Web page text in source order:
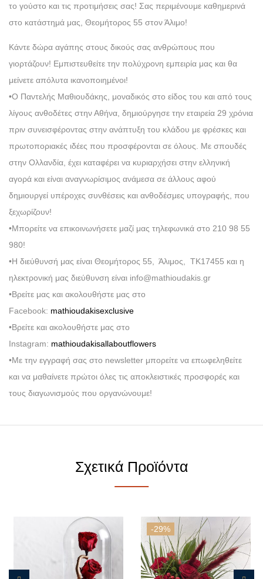
το γούστο και τις προτιμήσεις σας! Σας περιμένουμε καθημερινά
στο κατάστημά μας, Θεομήτορος 55 στον Άλιμο!
Κάντε δώρα αγάπης στους δικούς σας ανθρώπους που
γιορτάζουν! Εμπιστευθείτε την πολύχρονη εμπειρία μας και θα
μείνετε απόλυτα ικανοποιημένοι!
•Ο Παντελής Μαθιουδάκης, μοναδικός στο είδος του και από τους
λίγους ανθοδέτες στην Αθήνα, δημιούργησε την εταιρεία 29 χρόνια
πριν συνεισφέροντας στην ανάπτυξη του κλάδου με φρέσκες και
πρωτοποριακές ιδέες που προσφέρονται σε όλους. Με σπουδές
στην Ολλανδία, έχει καταφέρει να κυριαρχήσει στην ελληνική
αγορά και είναι αναγνωρίσιμος ανάμεσα σε άλλους αφού
δημιουργεί υπέροχες συνθέσεις και ανθοδέσμες υπογραφής, που
ξεχωρίζουν!
•Μπορείτε να επικοινωνήσετε μαζί μας τηλεφωνικά στο 210 98 55
980!
•Η διεύθυνσή μας είναι Θεομήτορος 55, Άλιμος, ΤΚ17455 και η
ηλεκτρονική μας διεύθυνση είναι info@mathioudakis.gr
•Βρείτε μας και ακολουθήστε μας στο
Facebook: mathioudakisexclusive
•Βρείτε και ακολουθήστε μας στο
Instagram: mathioudakisallaboutflowers
•Με την εγγραφή σας στο newsletter μπορείτε να επωφεληθείτε
και να μαθαίνετε πρώτοι όλες τις αποκλειστικές προσφορές και
τους διαγωνισμούς που οργανώνουμε!
Σχετικά Προϊόντα
-29%